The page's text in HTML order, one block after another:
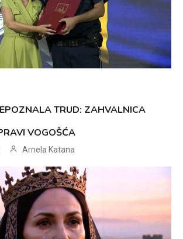
TRUD: ZAHVALNICA
VOGOŠĆA
Arnela Katana